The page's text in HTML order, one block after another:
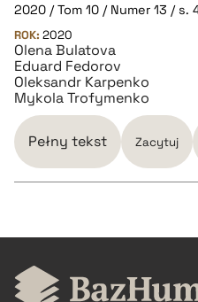
pobierz cytat
BIBTEX
pobierz cytat
2020 / Tom 10 / Numer 13 / s.
ROK: 2020
Olena Bulatova
Eduard Fedorov
Oleksandr Karpenko
Mykola Trofymenko
Pełny tekst Zacytuj
CZYSTY TEKST
pobierz cytat